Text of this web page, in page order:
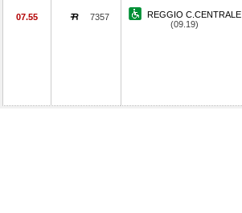
07.55 7357
REGGIO C.CENTRALE
(09.19)